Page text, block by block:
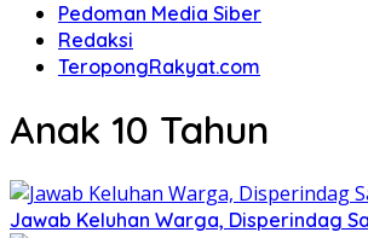
Pedoman Media Siber
Redaksi
TeropongRakyat.com
Anak 10 Tahun
Jawab Keluhan Warga, Disperindag